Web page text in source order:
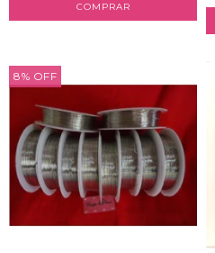
COMPRAR
8% OFF